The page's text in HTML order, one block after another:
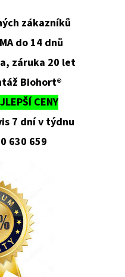
zákazníků
do 14 dnů
záruka 20 let
Biohort®
CENY
7 dní v týdnu
630 659